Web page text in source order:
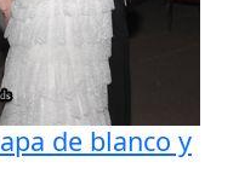
de blanco y